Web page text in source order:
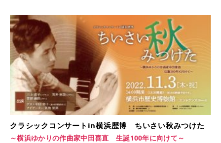
クラシックコンサートin横浜歴博 ちいさい秋みつけた
～横浜ゆかりの作曲家中田喜直 生誕100年に向けて～